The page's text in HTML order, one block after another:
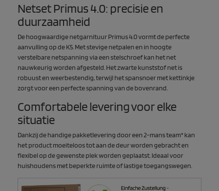
Netset Primus 4.0: precisie en
duurzaamheid
De hoogwaardige netgarnituur Primus 4.0 vormt de perfecte
aanvulling op de K5. Met stevige netpalen en in hoogte
verstelbare netspanning via een stelschroef kan het net
nauwkeurig worden afgesteld. Het zwarte kunststof net is
robuust en weerbestendig, terwijl het spansnoer met kettinkje
zorgt voor een perfecte spanning van de bovenrand.
Comfortabele levering voor elke
situatie
Dankzij de handige pakketlevering door een 2-mans team* kan
het product moeiteloos tot aan de deur worden gebracht en
flexibel op de gewenste plek worden geplaatst. Ideaal voor
huishoudens met beperkte ruimte of lastige toegangswegen.